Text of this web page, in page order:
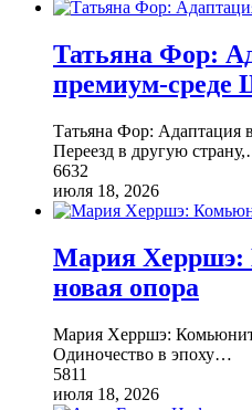
Татьяна Фор:
премиум-среде
Татьяна Фор: Адаптация
Переезд в другую страну,
6632
июля 18, 2026
Мария Херршэ:
новая опора
Мария Херршэ:
Одиночество в эпоху…
5811
июля 18, 2026